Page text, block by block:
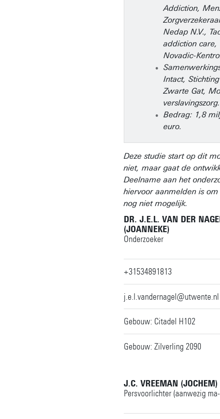
Addiction,
Nedap N.V.,
addiction care,
Novadic-
Intact,
Zwarte Gat,
verslavingszorg.
Bedrag: 1,8
euro.
Deze studie start op dit
niet, maar gaat de
Deelname aan het
hiervoor aanmelden is
nog niet mogelijk.
DR. J.E.L. VAN DER
(JOANNEKE)
Onderzoeker
+31534891813
j.e.l.vandernagel@utwente.nl
Gebouw: Citadel H102
Gebouw: Zilverling 2090
J.C. VREEMAN (JOCHEM)
Persvoorlichter (aanwezig